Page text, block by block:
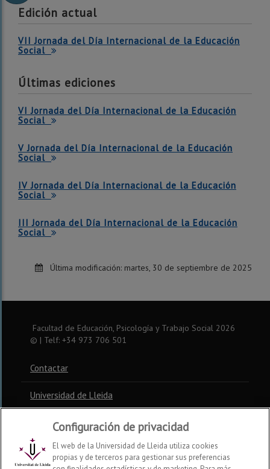
Edición actual
VII Jornada del Día Internacional de la Educación
Social
Últimas ediciones
VI Jornada del Día Internacional de la Educación
Social
V Jornada del Día Internacional de la Educación
Social
IV Jornada del Día Internacional de la Educación
Social
III Jornada del Día Internacional de la Educación
Social
Última modificación: martes, 30 de septiembre de 2025
Facultad de Educación, Psicología y Trabajo Social 2026
© | Telf: +34 973 706 501
Contactar
Universidad de Lleida
Configuración de privacidad
El web de la Universidad de Lleida utiliza cookies
propias y de terceros para gestionar sus preferencias